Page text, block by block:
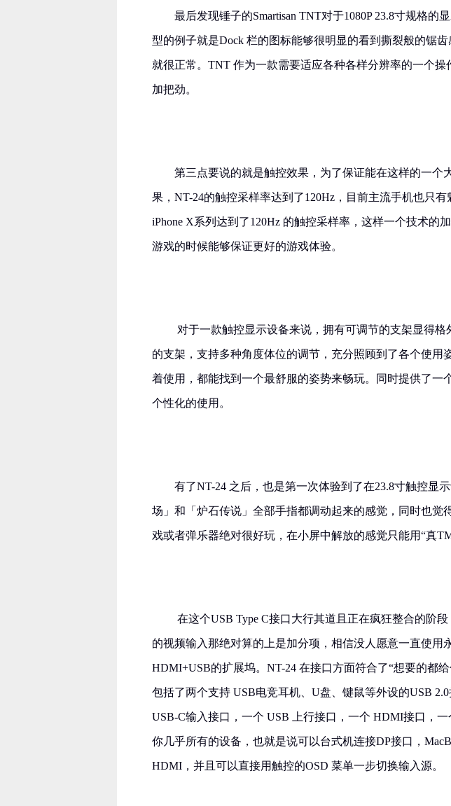
最后发现锤子的Smartisan TNT对于1080P 23.8寸规格的
型的例子就是Dock 栏的图标能够很明显的看到撕裂般的锯齿
就很正常。TNT 作为一款需要适应各种各样分辨率的一个操
加把劲。
第三点要说的就是触控效果，为了保证能在这样的一个
果，NT-24的触控采样率达到了120Hz，目前主流手机也只有
iPhone X系列达到了120Hz 的触控采样率，这样一个技术的
游戏的时候能够保证更好的游戏体验。
对于一款触控显示设备来说，拥有可调节的支架显得
的支架，支持多种角度体位的调节，充分照顾到了各个使用
着使用，都能找到一个最舒服的姿势来畅玩。同时提供了一
个性化的使用。
有了NT-24 之后，也是第一次体验到了在23.8寸触控显
场」和「炉石传说」全部手指都调动起来的感觉，同时也觉
戏或者弹乐器绝对很好玩，在小屏中解放的感觉只能用“真
在这个USB Type C接口大行其道且正在疯狂整合的阶
的视频输入那绝对算的上是加分项，相信没人愿意一直使用
HDMI+USB的扩展坞。NT-24 在接口方面符合了“想要的都
包括了两个支持 USB电竞耳机、U盘、键鼠等外设的USB
USB-C输入接口，一个 USB 上行接口，一个 HDMI接口，
你几乎所有的设备，也就是说可以台式机连接DP接口，
HDMI，并且可以直接用触控的OSD 菜单一步切换输入源。